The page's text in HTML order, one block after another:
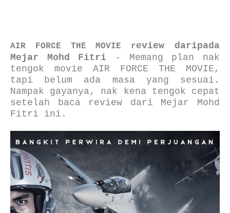
AIR FORCE THE MOVIE review daripada
Mejar Mohd Fitri - Memang plan nak
tengok movie AIR FORCE THE MOVIE,
tapi belum ada masa yang sesuai.
Nampak gayanya, nak kena tengok cepat
setelah baca review dari Mejar Mohd
Fitri ini.